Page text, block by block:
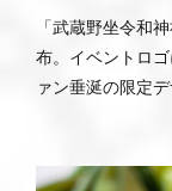
「武蔵野坐令和
布。イベントロ
ァン垂涎の限定デ